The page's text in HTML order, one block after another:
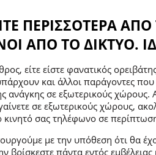
ΠΕΡΙΣΣΟΤΕΡΑ
ΑΠΟ ΤΟ ΔΙΚΤΥΟ.
είτε είστε φανατικός
και άλλοι παράγοντες
ανάγκης σε εξωτερικούς
σε εξωτερικούς χώρους,
κινητό σας τηλέφωνο σε
με την υπόθεση ότι θα
βρίσκεστε πάντα εντός